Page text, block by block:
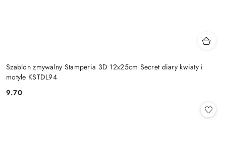
Szablon zmywalny Stamperia 3D 12x25cm Secret diary kwiaty i
motyle KSTDL94
Cena:
9.70